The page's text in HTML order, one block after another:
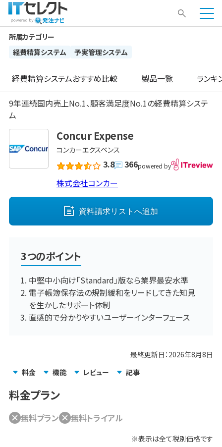
所属カテゴリー
経費精算システム
予実管理システム
経費精算システムおすすめ比較 製品一覧 ランキ
9年連続国内売上No.1、顧客満足度No.1の経費精算システ
ム
Concur Expense
コンカーエクスペンス
3.8 366powered by
株式会社コンカー
資料請求リストへ追加
3つのポイント
中堅中小向け「Standard」版なら業界最安水準
電子帳簿保存法の規制緩和をリードしてきた知見
を生かしたサポート体制
直感的で分かりやすいユーザーインターフェース
最終更新日： 2026年8月8日
料金
機能 レビュー 記事
料金プラン
無料プラン 無料トライアル
※表示は全て税別価格です